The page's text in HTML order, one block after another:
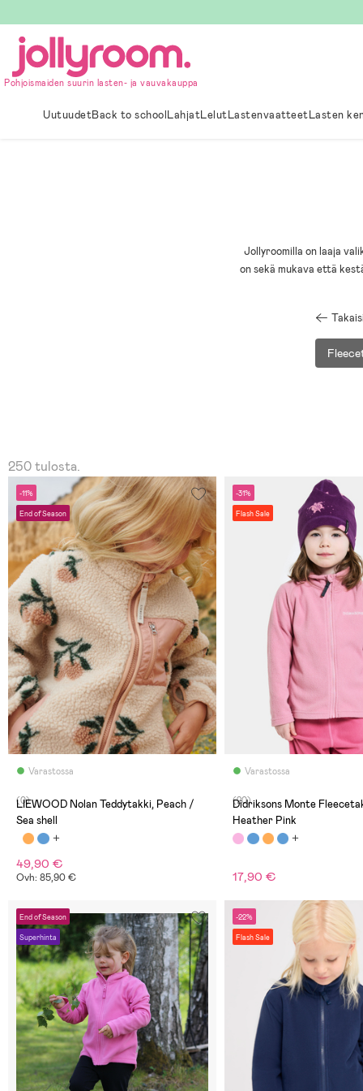
till
innehållet
Pohjoismaiden suurin lasten- ja vauvakauppa
UutuudetBack to schoolLahjatLelutLastenvaatteetLasten
Jollyroomilla on laaja
on sekä mukava että
250 tulosta.
-11%
End of Season
Varastossa
(0)
LIEWOOD Nolan Teddytakki, Peach /
Sea shell
49,90 €
Ovh: 85,90 €
-31%
Flash Sale
Varastossa
(20)
Didriksons Monte
Heather Pink
17,90 €
End of Season
Superhinta
-22%
Flash Sale